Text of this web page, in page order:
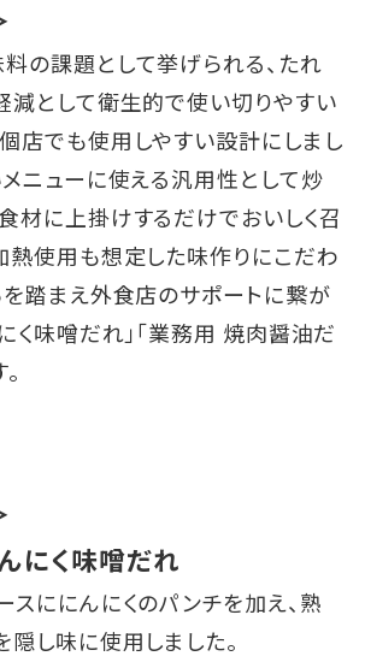
の課題として挙げられる、たれ
減として衛生的で使い切りやすい
店でも使用しやすい設計にしまし
メニューに使える汎用性として炒
材に上掛けするだけでおいしく召
熱使用も想定した味作りにこだわ
を踏まえ外食店のサポートに繋が
く味噌だれ」「業務用 焼肉醤油だ
にく味噌だれ
ににんにくのパンチを加え、熟
隠し味に使用しました。